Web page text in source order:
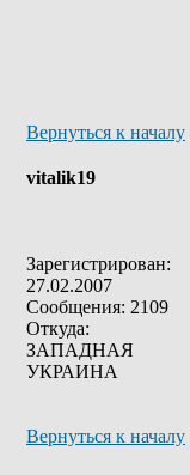
Вернуться к началу
vitalik19
Зарегистрирован:
27.02.2007
Сообщения: 2109
Откуда:
ЗАПАДНАЯ
УКРАИНА
Вернуться к началу